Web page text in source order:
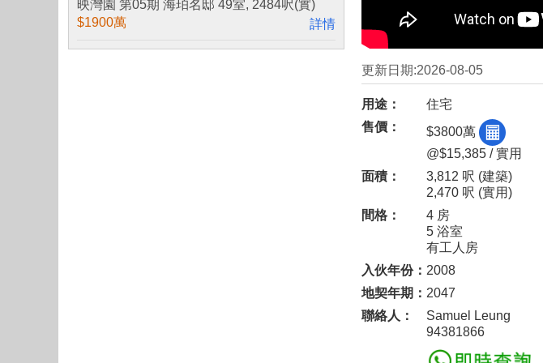
映灣園 第05期 海珀名邸 49室, 2484呎(實)
$1900萬
詳情
更新日期:2026-08-05
用途：
住宅
售價：
$3800萬
@$15,385 / 實用
面積：
3,812 呎 (建築)
2,470 呎 (實用)
間格：
4 房
5 浴室
有工人房
入伙年份： 2008
地契年期： 2047
聯絡人：
Samuel Leung
94381866